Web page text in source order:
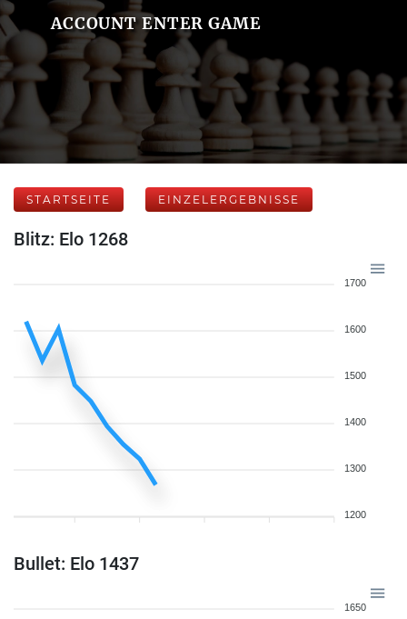
ACCOUNT ENTER GAME
STARTSEITE EINZELERGEBNISSE
Blitz: Elo 1268
1700
1600
1500
1400
1300
1200
Bullet: Elo 1437
1650